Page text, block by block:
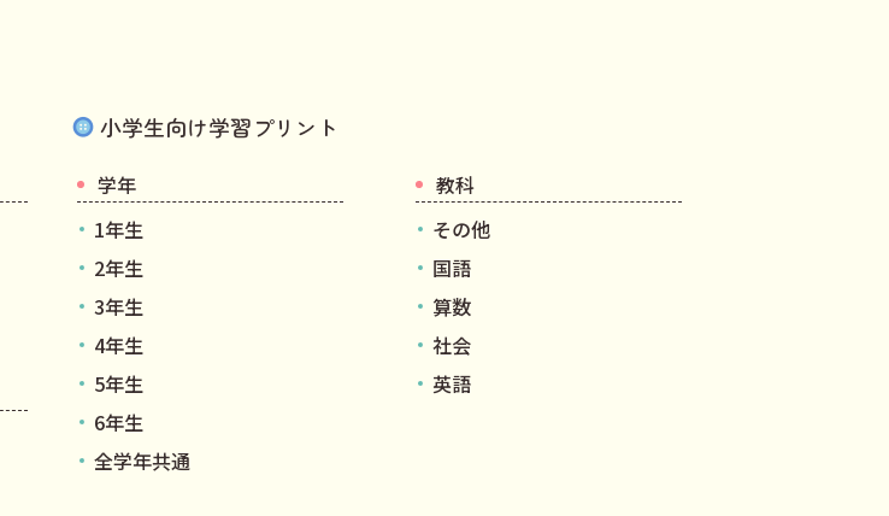
小学生向け学習プリント
学年
1年生
2年生
3年生
4年生
5年生
6年生
全学年共通
教科
その他
国語
算数
社会
英語